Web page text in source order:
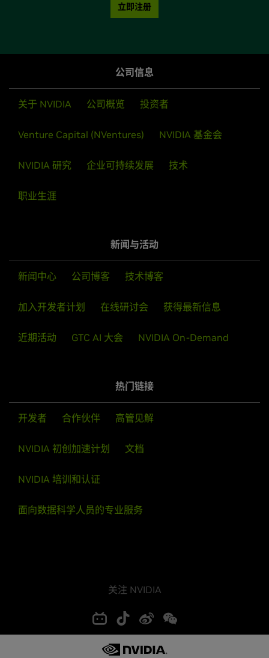
立即注册
公司信息
关于 NVIDIA 公司概览 投资者
Venture Capital (NVentures) NVIDIA 基金会
NVIDIA 研究 企业可持续发展 技术
职业生涯
新闻与活动
新闻中心 公司博客 技术博客
加入开发者计划 在线研讨会 获得最新信息
近期活动 GTC AI 大会 NVIDIA On-Demand
热门链接
开发者 合作伙伴 高管见解
NVIDIA 初创加速计划 文档
NVIDIA 培训和认证
面向数据科学人员的专业服务
关注 NVIDIA